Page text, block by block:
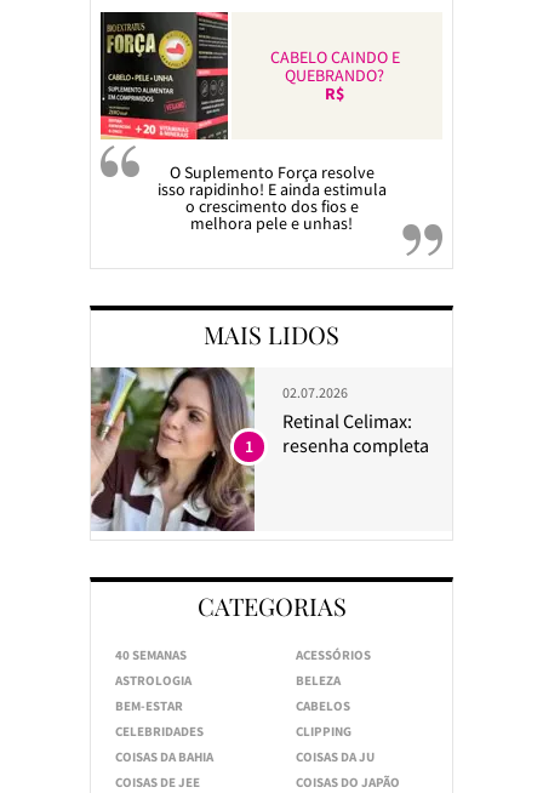
CABELO CAINDO E
QUEBRANDO?
R$
O Suplemento Força resolve
isso rapidinho! E ainda estimula
o crescimento dos fios e
melhora pele e unhas!
MAIS LIDOS
02.07.2026
Retinal Celimax:
resenha completa
1
CATEGORIAS
40 SEMANAS
ACESSÓRIOS
ASTROLOGIA
BELEZA
BEM-ESTAR
CABELOS
CELEBRIDADES
CLIPPING
COISAS DA BAHIA
COISAS DA JU
COISAS DE JEE
COISAS DO JAPÃO